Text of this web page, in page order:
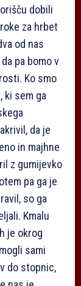
dobili
za hrbet
od nas
pa bomo v
Ko smo
ki sem ga
da je
in majhne
z gumijevko
pa ga je
so ga
Kmalu
je okrog
sami
do stopnic,